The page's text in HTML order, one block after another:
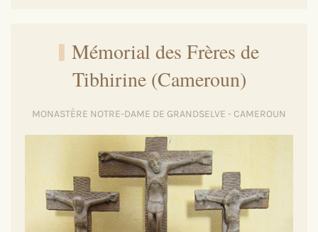
Mémorial des Frères de
Tibhirine (Cameroun)
MONASTÈRE NOTRE-DAME DE GRANDSELVE - CAMEROUN